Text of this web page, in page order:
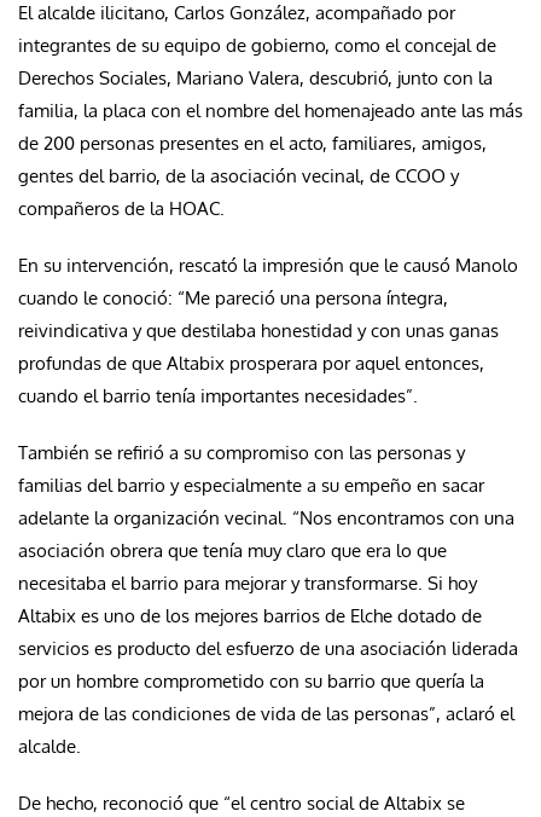
El alcalde ilicitano, Carlos González, acompañado por
integrantes de su equipo de gobierno, como el concejal de
Derechos Sociales, Mariano Valera, descubrió, junto con la
familia, la placa con el nombre del homenajeado ante las más
de 200 personas presentes en el acto, familiares, amigos,
gentes del barrio, de la asociación vecinal, de CCOO y
compañeros de la HOAC.
En su intervención, rescató la impresión que le causó Manolo
cuando le conoció: “Me pareció una persona íntegra,
reivindicativa y que destilaba honestidad y con unas ganas
profundas de que Altabix prosperara por aquel entonces,
cuando el barrio tenía importantes necesidades”.
También se refirió a su compromiso con las personas y
familias del barrio y especialmente a su empeño en sacar
adelante la organización vecinal. “Nos encontramos con una
asociación obrera que tenía muy claro que era lo que
necesitaba el barrio para mejorar y transformarse. Si hoy
Altabix es uno de los mejores barrios de Elche dotado de
servicios es producto del esfuerzo de una asociación liderada
por un hombre comprometido con su barrio que quería la
mejora de las condiciones de vida de las personas”, aclaró el
alcalde.
De hecho, reconoció que “el centro social de Altabix se